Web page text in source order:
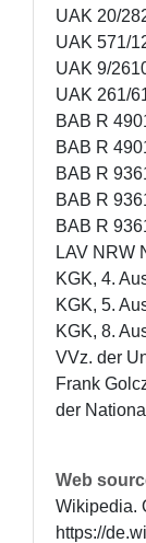
UAK 20/
UAK 571/
UAK 9/
UAK 261/
BAB R
BAB R
BAB R
BAB R
BAB R
LAV NRW
KGK, 4.
KGK, 5.
KGK, 8.
VVz. der
Frank
der
Web
Wikipedia.
https://